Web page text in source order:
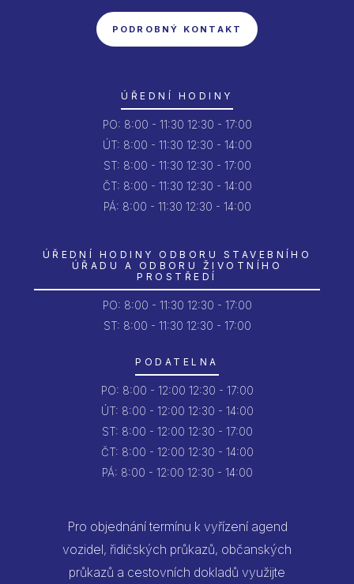
PODROBNÝ KONTAKT
ÚŘEDNÍ HODINY
PO: 8:00 - 11:30 12:30 - 17:00
ÚT: 8:00 - 11:30 12:30 - 14:00
ST: 8:00 - 11:30 12:30 - 17:00
ČT: 8:00 - 11:30 12:30 - 14:00
PÁ: 8:00 - 11:30 12:30 - 14:00
ÚŘEDNÍ HODINY ODBORU STAVEBNÍHO
ÚŘADU A ODBORU ŽIVOTNÍHO
PROSTŘEDÍ
PO: 8:00 - 11:30 12:30 - 17:00
ST: 8:00 - 11:30 12:30 - 17:00
PODATELNA
PO: 8:00 - 12:00 12:30 - 17:00
ÚT: 8:00 - 12:00 12:30 - 14:00
ST: 8:00 - 12:00 12:30 - 17:00
ČT: 8:00 - 12:00 12:30 - 14:00
PÁ: 8:00 - 12:00 12:30 - 14:00
Pro objednání termínu k vyřízení agend
vozidel, řidičských průkazů, občanských
průkazů a cestovních dokladů využijte